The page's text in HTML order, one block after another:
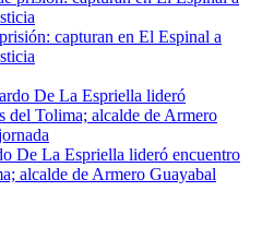
capturan en El Espinal a
De La Espriella lideró encuentro
alcalde de Armero Guayabal